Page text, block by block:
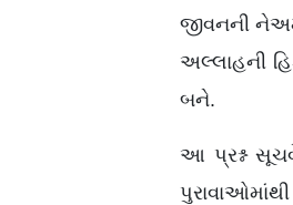
જીવનની
અલ્લાહની
બને.
આ પ્રશ્ન